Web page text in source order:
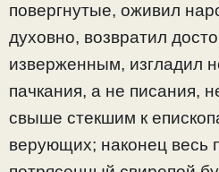
повергнутые, оживил
духовно, возвратил
изверженным, изгладил
пачкания, а не писания,
свыше стекшим к
верующих; наконец весь